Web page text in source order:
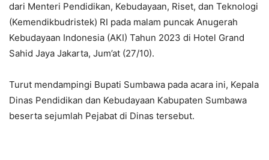
dari Menteri Pendidikan, Kebudayaan, Riset, dan Teknologi
(Kemendikbudristek) RI pada malam puncak Anugerah
Kebudayaan Indonesia (AKI) Tahun 2023 di Hotel Grand
Sahid Jaya Jakarta, Jum’at (27/10).
Turut mendampingi Bupati Sumbawa pada acara ini, Kepala
Dinas Pendidikan dan Kebudayaan Kabupaten Sumbawa
beserta sejumlah Pejabat di Dinas tersebut.